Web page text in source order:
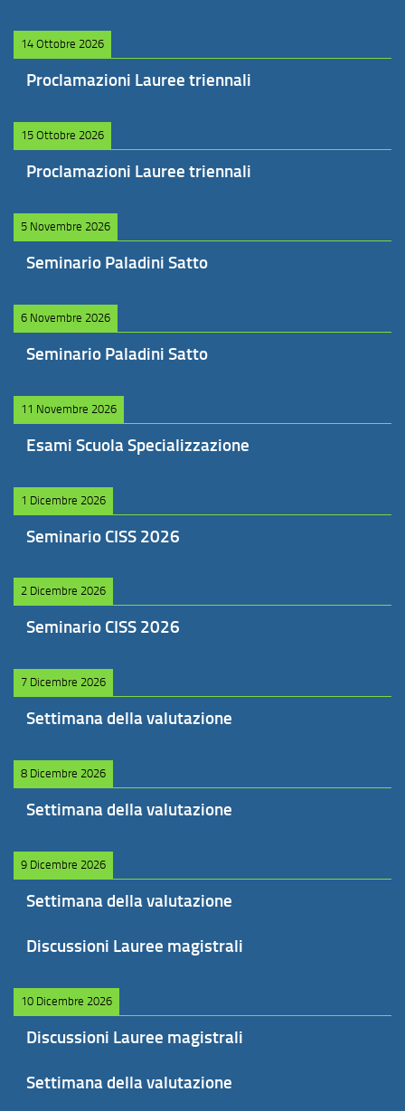
14 Ottobre 2026
Proclamazioni Lauree triennali
15 Ottobre 2026
Proclamazioni Lauree triennali
5 Novembre 2026
Seminario Paladini Satto
6 Novembre 2026
Seminario Paladini Satto
11 Novembre 2026
Esami Scuola Specializzazione
1 Dicembre 2026
Seminario CISS 2026
2 Dicembre 2026
Seminario CISS 2026
7 Dicembre 2026
Settimana della valutazione
8 Dicembre 2026
Settimana della valutazione
9 Dicembre 2026
Settimana della valutazione
Discussioni Lauree magistrali
10 Dicembre 2026
Discussioni Lauree magistrali
Settimana della valutazione